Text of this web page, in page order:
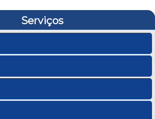
Serviços